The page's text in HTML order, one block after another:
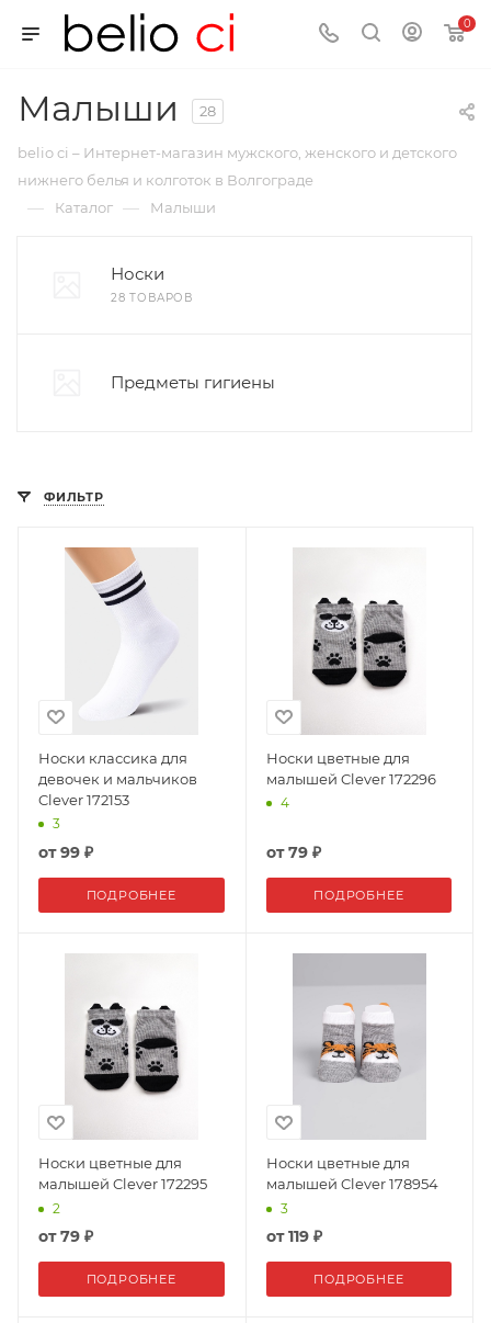
0
Малыши 28
belio ci – Интернет-магазин мужского, женского и детского
нижнего белья и колготок в Волгограде
— Каталог — Малыши
Носки
28 ТОВАРОВ
Предметы гигиены
ФИЛЬТР
Носки классика для
девочек и мальчиков
Clever 172153
3
от99 ₽
ПОДРОБНЕЕ
Носки цветные для
малышей Clever 172296
4
от79 ₽
ПОДРОБНЕЕ
Носки цветные для
малышей Clever 172295
2
от79 ₽
ПОДРОБНЕЕ
Носки цветные для
малышей Clever 178954
3
от119 ₽
ПОДРОБНЕЕ